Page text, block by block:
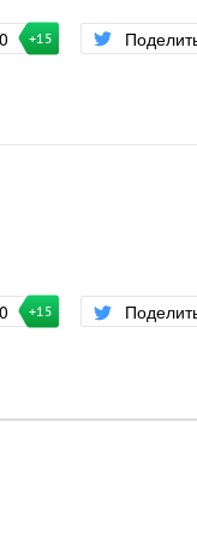
0 +15
0 +15